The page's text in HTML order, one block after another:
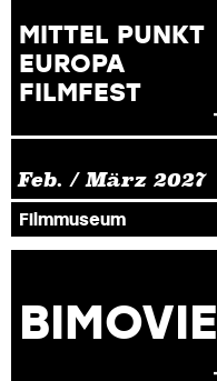
MITTEL PUNKT
EUROPA
FILMFEST
Feb. / März2027
Filmmuseum
BIMOVIE